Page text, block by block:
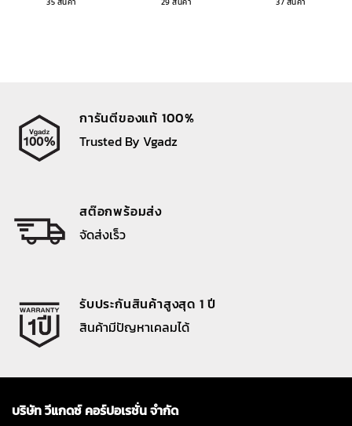
การันตีของแท้ 100%
Trusted By Vgadz
สต๊อกพร้อมส่ง
จัดส่งเร็ว
รับประกันสินค้าสูงสุด 1 ปี
สินค้ามีปัญหาเคลมได้
บริษัท วีแกดซ์ คอร์ปอเรชั่น จำกัด